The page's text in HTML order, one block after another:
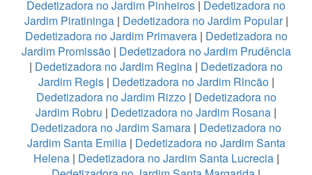
Dedetizadora no Jardim Pinheiros | Dedetizadora no
Jardim Piratininga| Dedetizadora no Jardim Popular|
Dedetizadora no Jardim Primavera| Dedetizadora no
Jardim Promissão| Dedetizadora no Jardim Prudência
| Dedetizadora no Jardim Regina | Dedetizadora no
Jardim Regis| Dedetizadora no Jardim Rincão|
Dedetizadora no Jardim Rizzo| Dedetizadora no
Jardim Robru | Dedetizadora no Jardim Rosana |
Dedetizadora no Jardim Samara | Dedetizadora no
Jardim Santa Emilia| Dedetizadora no Jardim Santa
Helena| Dedetizadora no Jardim Santa Lucrecia|